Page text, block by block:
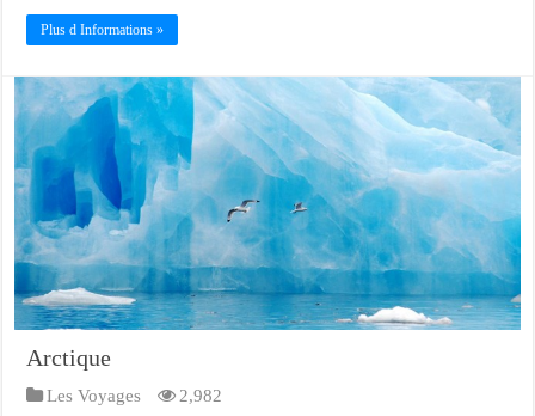
Plus d Informations »
Arctique
Les Voyages 2,982